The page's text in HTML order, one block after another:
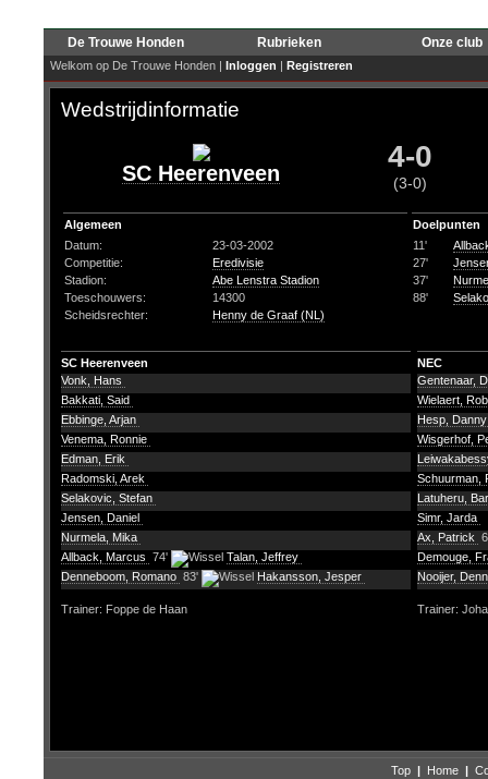
De Trouwe Honden Rubrieken Onze club
Welkom op De Trouwe Honden | Inloggen | Registreren
Wedstrijdinformatie
SC Heerenveen 4-0
(3-0)
Algemeen
Datum:
23-03-2002
Competitie:
Eredivisie
Stadion:
Abe Lenstra Stadion
Toeschouwers:
14300
Scheidsrechter:
Henny de Graaf (NL)
Doelpunten
11'
27'
37'
88'
SC Heerenveen
NEC
Vonk, Hans
Bakkati, Said
Ebbinge, Arjan
Venema, Ronnie
Edman, Erik
Radomski, Arek
Selakovic, Stefan
Jensen, Daniel
Nurmela, Mika
Allback, Marcus 74'
Talan, Jeffrey
Denneboom, Romano 83' Hakansson, Jesper
Gentenaar,
Wielaert,
Hesp,
Wisgerhof,
Schuurman,
Latuheru,
Simr, Jarda
Ax, Patrick
Demouge,
Nooijer,
Trainer: Foppe de Haan Trainer:
Top | Home |